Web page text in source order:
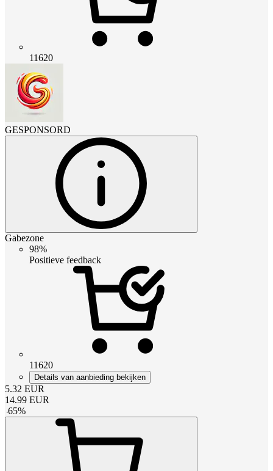
11620
GESPONSORD
Gabezone
98%
Positieve feedback
11620
Details van aanbieding bekijken
5.32 EUR
14.99 EUR
-65%